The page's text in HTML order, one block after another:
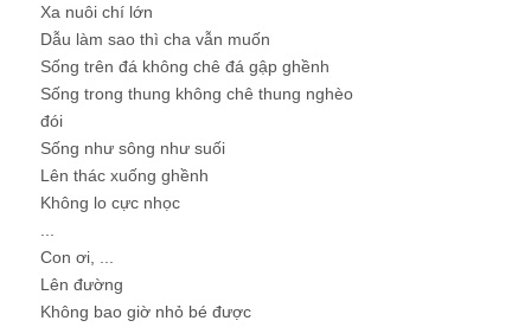
Xa nuôi chí lớn
Dẫu làm sao thì cha vẫn muốn
Sống trên đá không chê đá gập ghềnh
Sống trong thung không chê thung nghèo
đói
Sống như sông như suối
Lên thác xuống ghềnh
Không lo cực nhọc
Con ơi, ...
Lên đường
Không bao giờ nhỏ bé được